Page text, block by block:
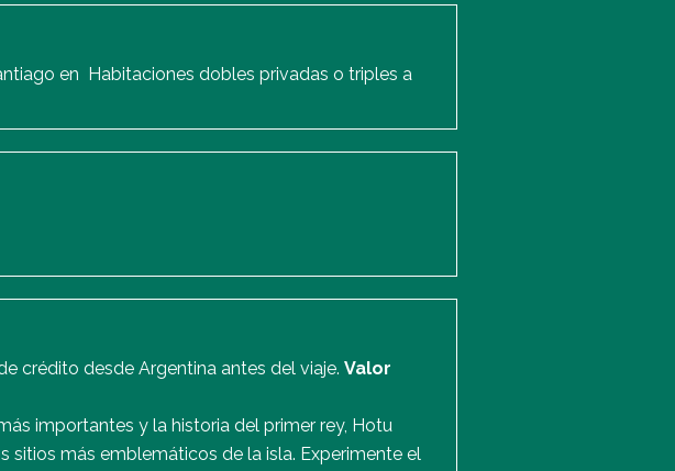
en Habitaciones dobles privadas o triples a
crédito desde Argentina antes del viaje. Valor
importantes y la historia del primer rey, Hotu
sitios más emblemáticos de la isla. Experimente el